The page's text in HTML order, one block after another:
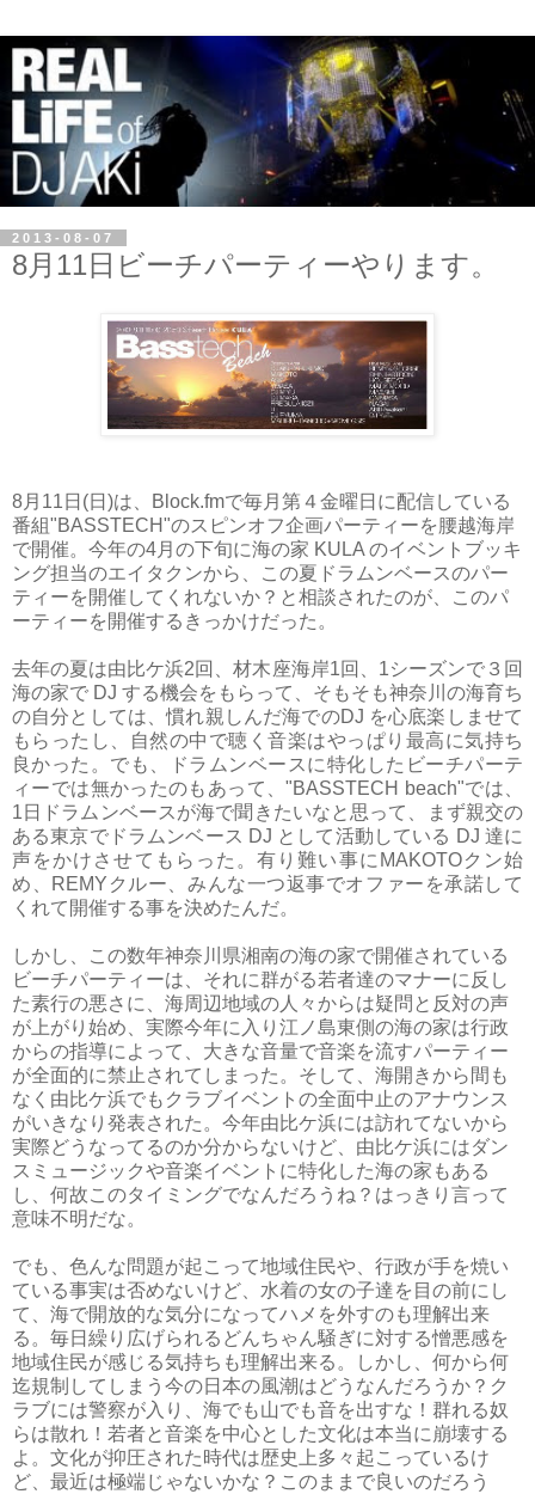
2013-08-07
8月11日ビーチパーティーやります。
8月 11 日(日)は、Block.fmで毎月第４金曜日に配信している
番組"BASSTECH"のスピンオフ企画パーティーを腰越海岸
で開催。今年の4月の下旬に海の家 KULA のイベントブッキ
ング担当のエイタクンから、この夏ドラムンベースのパー
ティーを開催してくれないか？と相談されたのが、このパ
ーティーを開催するきっかけだった。
去年の夏は由比ケ浜2回、材木座海岸1回、1シーズンで３回
海の家で DJ する機会をもらって、そもそも神奈川の海育ち
の自分としては、慣れ親しんだ海でのDJ を心底楽しませて
もらったし、自然の中で聴く音楽はやっぱり最高に気持ち
良かった。でも、ドラムンベースに特化したビーチパーテ
ィーでは無かったのもあって、"BASSTECH beach"では、
1日ドラムンベースが海で聞きたいなと思って、まず親交の
ある東京でドラムンベース DJ として活動している DJ 達に
声をかけさせてもらった。有り難い事にMAKOTOクン始
め、REMYクルー、みんな一つ返事でオファーを承諾して
くれて開催する事を決めたんだ。
しかし、この数年神奈川県湘南の海の家で開催されている
ビーチパーティーは、それに群がる若者達のマナーに反し
た素行の悪さに、海周辺地域の人々からは疑問と反対の声
が上がり始め、実際今年に入り江ノ島東側の海の家は行政
からの指導によって、大きな音量で音楽を流すパーティー
が全面的に禁止されてしまった。そして、海開きから間も
なく由比ケ浜でもクラブイベントの全面中止のアナウンス
がいきなり発表された。今年由比ケ浜には訪れてないから
実際どうなってるのか分からないけど、由比ケ浜にはダン
スミュージックや音楽イベントに特化した海の家もある
し、何故このタイミングでなんだろうね？はっきり言って
意味不明だな。
でも、色んな問題が起こって地域住民や、行政が手を焼い
ている事実は否めないけど、水着の女の子達を目の前にし
て、海で開放的な気分になってハメを外すのも理解出来
る。毎日繰り広げられるどんちゃん騒ぎに対する憎悪感を
地域住民が感じる気持ちも理解出来る。しかし、何から何
迄規制してしまう今の日本の風潮はどうなんだろうか？ク
ラブには警察が入り、海でも山でも音を出すな！群れる奴
らは散れ！若者と音楽を中心とした文化は本当に崩壊する
よ。文化が抑圧された時代は歴史上多々起こっているけ
ど、最近は極端じゃないかな？このままで良いのだろう